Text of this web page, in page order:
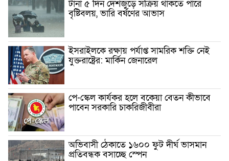
টানা ৫ দিন দেশজুড়ে সক্রিয় থাকতে পারে
বৃষ্টিবলয়, ভারি বর্ষণের আভাস
ইসরাইলকে রক্ষায় পর্যাপ্ত সামরিক শক্তি নেই
যুক্তরাষ্ট্রের: মার্কিন জেনারেল
পে-স্কেল কার্যকর হলে বকেয়া বেতন কীভাবে
পাবেন সরকারি চাকরিজীবীরা
অভিবাসী ঠেকাতে ১৬০০ ফুট দীর্ঘ ভাসমান
প্রতিবন্ধক বসাচ্ছে স্পেন